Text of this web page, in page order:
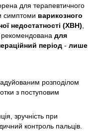
для терапевтичного
симптоми варикозного
недостатності (ХВН)
рекомендована для
період - лише
розподілом
з поступовим
зручність при
контроль пальців.